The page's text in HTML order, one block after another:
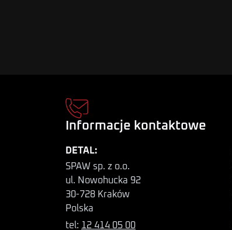
Informacje kontaktowe
DETAL:
SPAW sp. z o.o.
ul. Nowohucka 92
30-728 Kraków
Polska
tel: 12 414 05 00